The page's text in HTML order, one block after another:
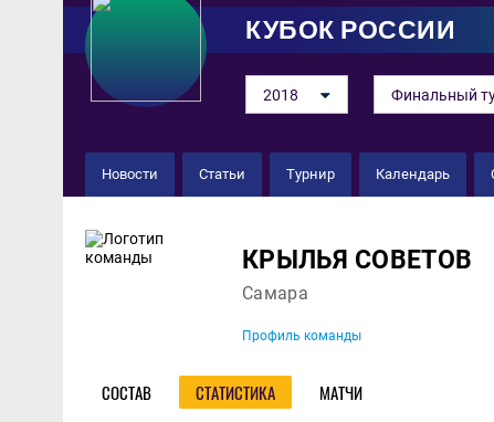
КУБОК РОССИИ
2018 Финальный
Новости Статьи Турнир Календарь
Команда
КРЫЛЬЯ СОВЕТОВ
Самара
Профиль команды
СОСТАВ СТАТИСТИКА МАТЧИ